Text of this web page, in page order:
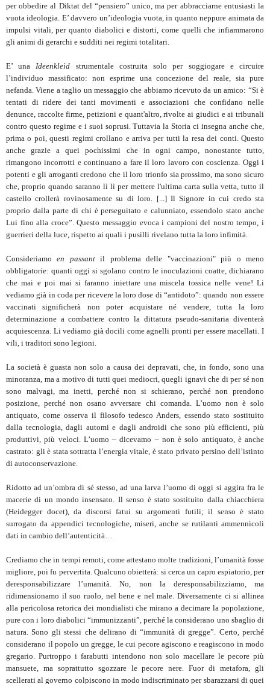
per obbedire al Diktat del “pensiero” unico, ma per abbracciarne entusiasti la
vuota ideologia. E’ davvero un’ideologia vuota, in quanto neppure animata da
impulsi vitali, per quanto diabolici e distorti, come quelli che infiammarono
gli animi di gerarchi e sudditi nei regimi totalitari.
E’ una Ideenkleid strumentale costruita solo per soggiogare e circuire
l’individuo massificato: non esprime una concezione del reale, sia pure
nefanda. Viene a taglio un messaggio che abbiamo ricevuto da un amico: “Si è
tentati di ridere dei tanti movimenti e associazioni che confidano nelle
denunce, raccolte firme, petizioni e quant'altro, rivolte ai giudici e ai tribunali
contro questo regime e i suoi soprusi. Tuttavia la Storia ci insegna anche che,
prima o poi, questi regimi crollano e arriva per tutti la resa dei conti. Questo
anche grazie a quei pochissimi che in ogni campo, nonostante tutto,
rimangono incorrotti e continuano a fare il loro lavoro con coscienza. Oggi i
potenti e gli arroganti credono che il loro trionfo sia prossimo, ma sono sicuro
che, proprio quando saranno lì lì per mettere l'ultima carta sulla vetta, tutto il
castello crollerà rovinosamente su di loro. [...] Il Signore in cui credo sta
proprio dalla parte di chi è perseguitato e calunniato, essendolo stato anche
Lui fino alla croce”. Questo messaggio evoca i campioni del nostro tempo, i
guerrieri della luce, rispetto ai quali i pusilli rivelano tutta la loro infimità.
Consideriamoen passantil problema delle "vaccinazioni" più o meno
obbligatorie: quanti oggi si sgolano contro le inoculazioni coatte, dichiarano
che mai e poi mai si faranno iniettare una miscela tossica nelle vene! Li
vediamo già in coda per ricevere la loro dose di “antidoto”: quando non essere
vaccinati significherà non poter acquistare né vendere, tutta la loro
determinazione a combattere contro la dittatura pseudo-sanitaria diventerà
acquiescenza. Li vediamo già docili come agnelli pronti per essere macellati. I
vili, i traditori sono legioni.
La società è guasta non solo a causa dei depravati, che, in fondo, sono una
minoranza, ma a motivo di tutti quei mediocri, quegli ignavi che di per sé non
sono malvagi, ma inetti, perché non si schierano, perché non prendono
posizione, perché non osano avversare chi comanda. L’uomo non è solo
antiquato, come osserva il filosofo tedesco Anders, essendo stato sostituito
dalla tecnologia, dagli automi e dagli androidi che sono più efficienti, più
produttivi, più veloci. L’uomo – dicevamo – non è solo antiquato, è anche
castrato: gli è stata sottratta l’energia vitale, è stato privato persino dell’istinto
di autoconservazione.
Ridotto ad un’ombra di sé stesso, ad una larva l’uomo di oggi si aggira fra le
macerie di un mondo insensato. Il senso è stato sostituito dalla chiacchiera
(Heidegger docet), da discorsi fatui su argomenti futili; il senso è stato
surrogato da appendici tecnologiche, miseri, anche se rutilanti ammennicoli
dati in cambio dell’autenticità…
Crediamo che in tempi remoti, come attestano molte tradizioni, l’umanità fosse
migliore, poi fu pervertita. Qualcuno obietterà: si cerca un capro espiatorio, per
deresponsabilizzare l’umanità. No, non la deresponsabilizziamo, ma
ridimensionamo il suo ruolo, nel bene e nel male. Diversamente ci si allinea
alla pericolosa retorica dei mondialisti che mirano a decimare la popolazione,
pure con i loro diabolici “immunizzanti”, perché la considerano uno sbaglio di
natura. Sono gli stessi che delirano di “immunità di gregge”. Certo, perché
considerano il popolo un gregge, le cui pecore agiscono e reagiscono in modo
gregario. Purtroppo i farabutti intendono non solo macellare le pecore più
mansuete, ma soprattutto sgozzare le pecore nere. Fuor di metafora, gli
scellerati al governo colpiscono in modo indiscriminato per sbarazzarsi di quei